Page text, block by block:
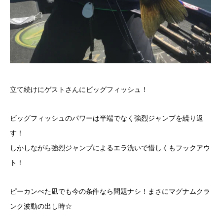
立て続けにゲストさんにビッグフィッシュ！
ビッグフィッシュのパワーは半端でなく強烈ジャンプを繰り返
す！
しかしながら強烈ジャンプによるエラ洗いで惜しくもフックアウ
ト！
ピーカンべた凪でも今の条件なら問題ナシ！まさにマグナムクラ
ンク波動の出し時☆